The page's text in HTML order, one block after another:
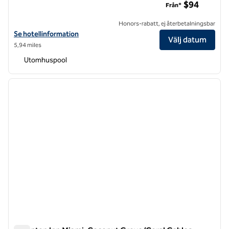
Visa hotelluppgifter för DoubleTree by Hilton Miami North I-95
Se hotellinformation
5,94 miles
Från* $94
Honors-rabatt, ej återbetalningsbar
Välj datum
Utomhuspool
1 av 12
nästa